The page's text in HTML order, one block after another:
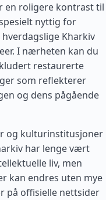
en roligere kontrast til
nyttig for
Kharkiv
I nærheten kan du
restaurerte
som reflekterer
og dens pågående
og kulturinstitusjoner
har lenge vært
liv, men
kan endres uten mye
på offisielle nettsider